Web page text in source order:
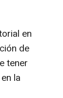
en
de
tener
la